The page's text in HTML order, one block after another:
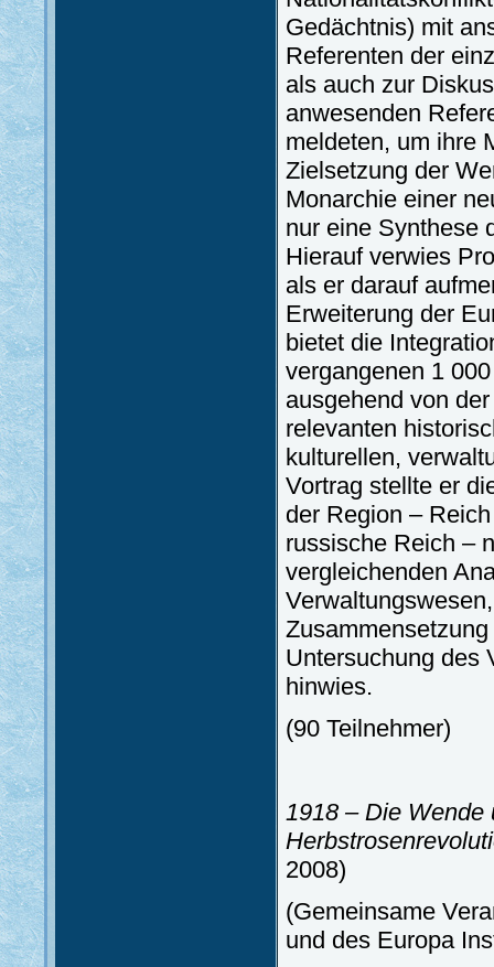
Gedächtnis) mit
Referenten der
als auch zur
anwesenden
meldeten, um ihre
Zielsetzung der
Monarchie einer
nur eine Synthese
Hierauf verwies
als er darauf
Erweiterung der
bietet die
vergangenen 1
ausgehend von
relevanten
kulturellen,
Vortrag stellte er
der Region –
russische Reich –
vergleichenden
Untersuchung des
hinwies.
(90 Teilnehmer)
1918 – Die Wende
2008)
(Gemeinsame
und des Europa